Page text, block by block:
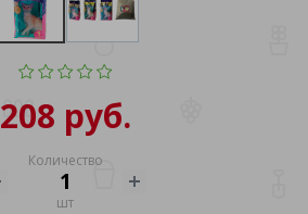
208 руб.
Количество
шт